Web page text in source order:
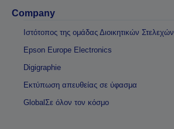
Company
Ιστότοπος της ομάδας Διοικητικών Στελεχών
Epson Europe Electronics
Digigraphie
Εκτύπωση απευθείας σε ύφασμα
GlobalΣε όλον τον κόσμο